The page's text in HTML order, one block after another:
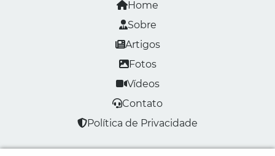
Home
Sobre
Artigos
Fotos
Vídeos
Contato
Política de Privacidade